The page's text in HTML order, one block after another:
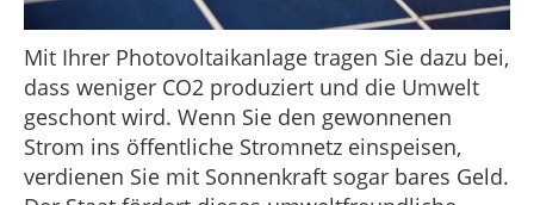
Mit Ihrer Photovoltaikanlage tragen Sie dazu bei,
dass weniger CO2 produziert und die Umwelt
geschont wird. Wenn Sie den gewonnenen
Strom ins öffentliche Stromnetz einspeisen,
verdienen Sie mit Sonnenkraft sogar bares Geld.